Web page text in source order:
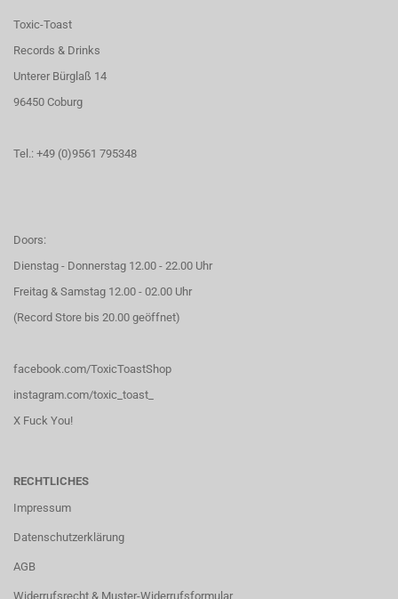
Toxic-Toast
Records & Drinks
Unterer Bürglaß 14
96450 Coburg
Tel.: +49 (0)9561 795348
Doors:
Dienstag - Donnerstag 12.00 - 22.00 Uhr
Freitag & Samstag 12.00 - 02.00 Uhr
(Record Store bis 20.00 geöffnet)
facebook.com/ToxicToastShop
instagram.com/toxic_toast_
X Fuck You!
RECHTLICHES
Impressum
Datenschutzerklärung
AGB
Widerrufsrecht & Muster-Widerrufsformular